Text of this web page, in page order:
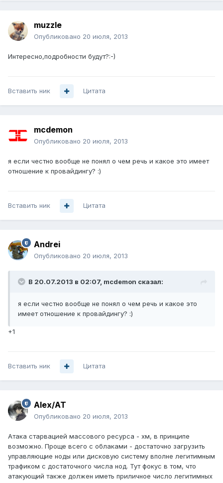
muzzle
Опубликовано 20 июля, 2013
Интересно,подробности будут?:-)
Вставить ник Цитата
mcdemon
Опубликовано 20 июля, 2013
я если честно вообще не понял о чем речь и какое это имеет
отношение к провайдингу? :)
Вставить ник Цитата
Andrei
Опубликовано 20 июля, 2013
В 20.07.2013 в 02:07, mcdemon сказал:
я если честно вообще не понял о чем речь и какое это
имеет отношение к провайдингу? :)
+1
Вставить ник Цитата
Alex/AT
Опубликовано 20 июля, 2013
Атака старвацией массового ресурса - хм, в принципе
возможно. Проще всего с облаками - достаточно загрузить
управляющие ноды или дисковую систему вполне легитимным
трафиком с достаточного числа нод. Тут фокус в том, что
атакующий также должен иметь приличное число легитимных